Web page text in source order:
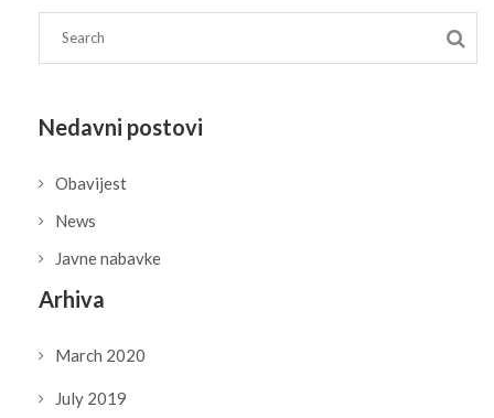
Nedavni postovi
Obavijest
News
Javne nabavke
Arhiva
March 2020
July 2019